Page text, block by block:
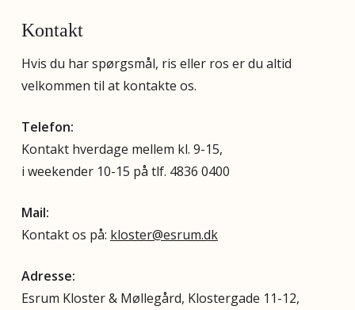
Kontakt
Hvis du har spørgsmål, ris eller ros er du altid
velkommen til at kontakte os.
Telefon:
Kontakt hverdage mellem kl. 9-15,
i weekender 10-15 på tlf. 4836 0400
Mail:
Kontakt os på: kloster@esrum.dk
Adresse:
Esrum Kloster & Møllegård, Klostergade 11-12,